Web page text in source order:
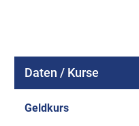
Daten / Kurse
Geldkurs